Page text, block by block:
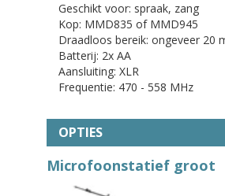
Geschikt voor: spraak, zang
Kop: MMD835 of MMD945
Draadloos bereik: ongeveer 20
Batterij: 2x AA
Aansluiting: XLR
Frequentie: 470 - 558 MHz
OPTIES
Microfoonstatief groot